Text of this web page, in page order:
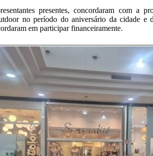
presentes, concordaram com a
no período do aniversário da cidade e
em participar financeiramente.